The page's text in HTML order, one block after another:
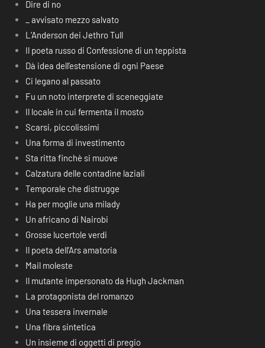
Dire di no
_ avvisato mezzo salvato
L’Anderson dei Jethro Tull
Il poeta russo di Confessione di un teppista
Dà idea dell’estensione di ogni Paese
Ci legano al passato
Fu un noto interprete di sceneggiate
Il locale in cui fermenta il mosto
Scarsi, piccolissimi
Una forma di investimento
Sta ritta finchè si muove
Calzatura delle contadine laziali
Temporale che distrugge
Ha per moglie una milady
Un africano di Nairobi
Grosse lucertole verdi
Il poeta dell’Ars amatoria
Mail moleste
Il mutante impersonato da Hugh Jackman
La protagonista del romanzo
Una tessera invernale
Una fibra sintetica
Un insieme di oggetti di pregio